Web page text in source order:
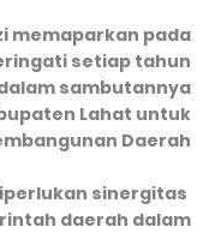
memaparkan pada
setiap tahun
sambutannya
Lahat untuk
Daerah
sinergitas
daerah dalam